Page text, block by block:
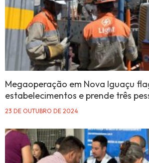
Megaoperação em Nova Iguaçu
estabelecimentos e prende três
23 DE OUTUBRO DE 2024